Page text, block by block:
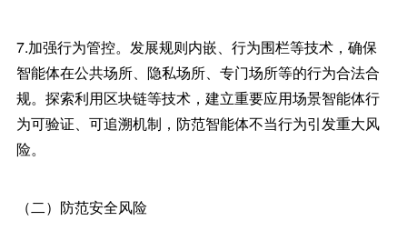
7.加强行为管控。发展规则内嵌、行为围栏等技术，确保
智能体在公共场所、隐私场所、专门场所等的行为合法合
规。探索利用区块链等技术，建立重要应用场景智能体行
为可验证、可追溯机制，防范智能体不当行为引发重大风
险。
（二）防范安全风险